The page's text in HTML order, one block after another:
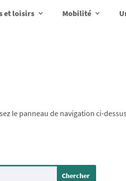
et loisirs Mobilité
le panneau de navigation ci-dessus